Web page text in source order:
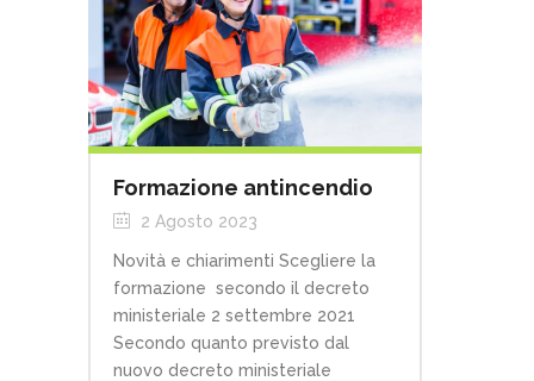
Formazione antincendio
2 Agosto 2023
Novità e chiarimenti Scegliere la
formazione secondo il decreto
ministeriale 2 settembre 2021
Secondo quanto previsto dal
nuovo decreto ministeriale